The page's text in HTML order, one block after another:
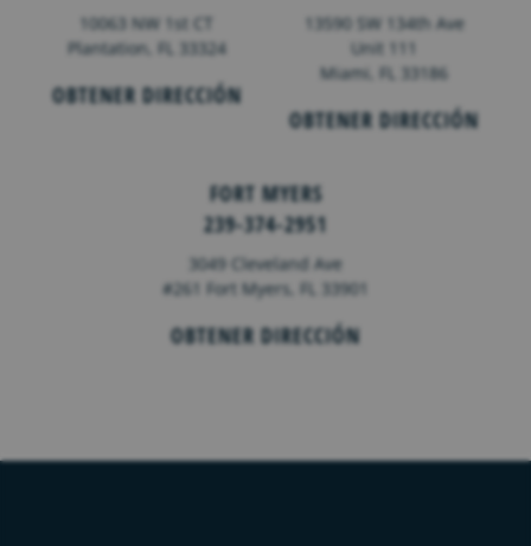
10063 NW 1st CT
Plantation, FL 33324
OBTENER DIRECCIÓN
13590 SW 134th Ave
Unit 111
Miami, FL 33186
OBTENER DIRECCIÓN
FORT MYERS
239-374-2951
3049 Cleveland Ave
#261 Fort Myers, FL 33901
OBTENER DIRECCIÓN